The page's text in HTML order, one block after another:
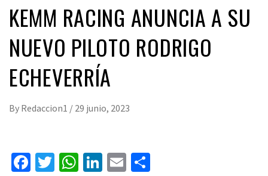
KEMM RACING ANUNCIA A SU
NUEVO PILOTO RODRIGO
ECHEVERRÍA
By Redaccion1 / 29 junio, 2023
Facebook
Twitter
WhatsApp
LinkedIn
Email